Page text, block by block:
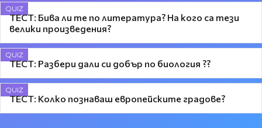
QUIZ
ТЕСТ: Бива ли те по литература? На кого са тези
велики произведения?
QUIZ
ТЕСТ: Разбери дали си добър по биология ?‍?
QUIZ
ТЕСТ: Колко познаваш европейските градове?